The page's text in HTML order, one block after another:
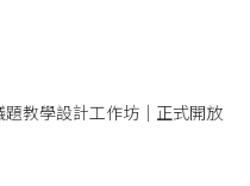
題教學設計工作坊｜正式開放